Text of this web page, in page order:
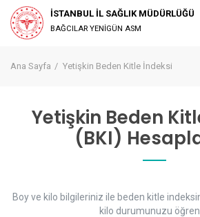
İSTANBUL İL SAĞLIK MÜDÜRLÜĞÜ
BAĞCILAR YENİGÜN ASM
Ana Sayfa Yetişkin Beden Kitle İndeksi
Yetişkin Beden
(BKI)
Boy ve kilo bilgileriniz ile beden kitle
kilo durumunuzu